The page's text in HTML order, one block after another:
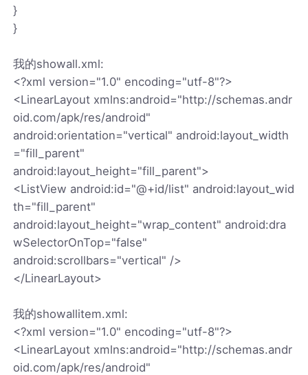
}
}
我的showall.xml:
<?xml version="1.0" encoding="utf-8"?>
<LinearLayout xmlns:android="http://schemas.andr
oid.com/apk/res/android"
android:orientation="vertical" android:layout_width
="fill_parent"
android:layout_height="fill_parent">
<ListView android:id="@+id/list" android:layout_wid
th="fill_parent"
android:layout_height="wrap_content" android:dra
wSelectorOnTop="false"
android:scrollbars="vertical" />
</LinearLayout>
我的showallitem.xml:
<?xml version="1.0" encoding="utf-8"?>
<LinearLayout xmlns:android="http://schemas.andr
oid.com/apk/res/android"